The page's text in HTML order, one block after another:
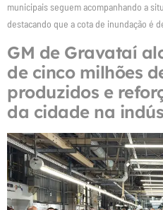
municipais seguem acompanhando a
destacando que a cota de inundação é
GM de Gravataí
de cinco milhões
produzidos e
da cidade na